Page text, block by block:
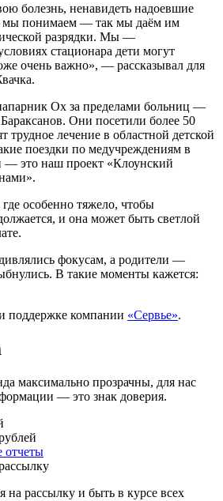
болезнь, ненавидеть надоевшие
мы понимаем — так мы даём им
разрядки. Мы —
стационара дети могут
очень важно», — рассказывал для
Ох за пределами больниц —
Они посетили более 50
трудное лечение в областной детской
поездки по медучреждениям в
— это наш проект «Клоунский
особенно тяжело, чтобы
и она может быть светлой
фокусам, а родители —
В такие моменты кажется:
поддержке компании «Сервье».
максимально прозрачны, для нас
— это знак доверия.
отчеты
на рассылку и быть в курсе всех